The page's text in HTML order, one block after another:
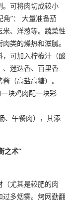
。可将肉切成较小
角”： 大量准备茄
、洋葱等。蔬菜性
类的燥热和滋腻。
，可加入柠檬汁（酸
、迷迭香、百里香
（高盐高糖）。
块鸡肉配一块彩
、午餐肉），其添
之术”
（尤其是较肥的肉
多烟雾。烤网勤翻